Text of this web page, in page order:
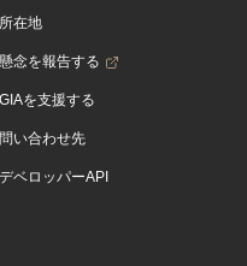
所在地
懸念を報告する
GIAを支援する
問い合わせ先
デベロッパーAPI